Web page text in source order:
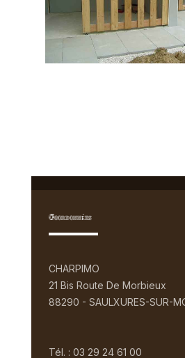
Coordonnées
CHARPIMO
21 Bis Route De Morbieux
88290 - SAULXURES-SUR-
Tél. : 03 29 24 61 00